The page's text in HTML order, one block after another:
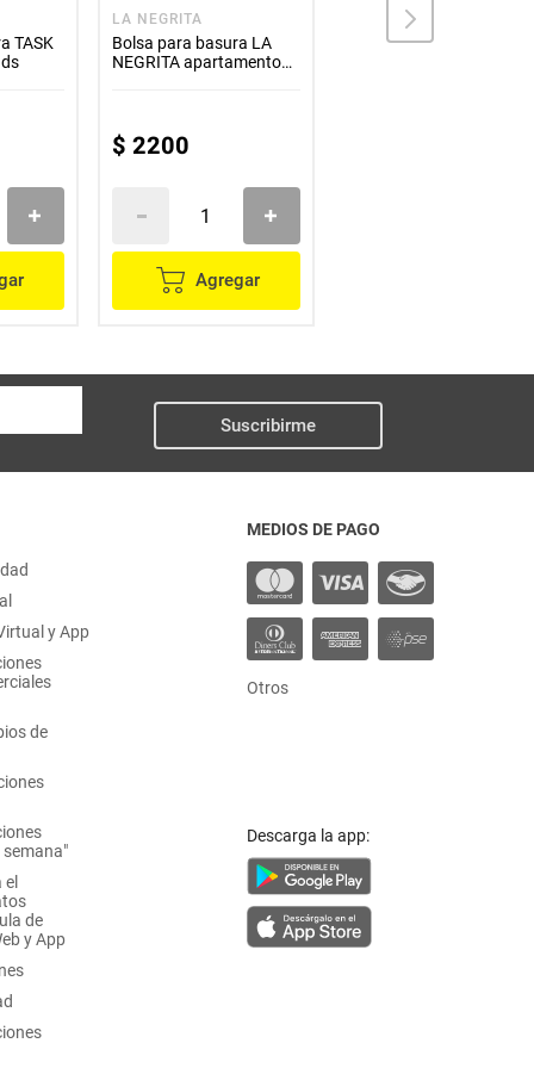
TASK
LA NEGRITA
Bolsa para basura LA
NEGRITA apartamento
$ 2200
Agregar
RECIBOLSA
Bolsa para basura
Suscribirme
y App
de
semana"
de
y App
MEDIOS DE PAGO
Otros
Descarga la app: